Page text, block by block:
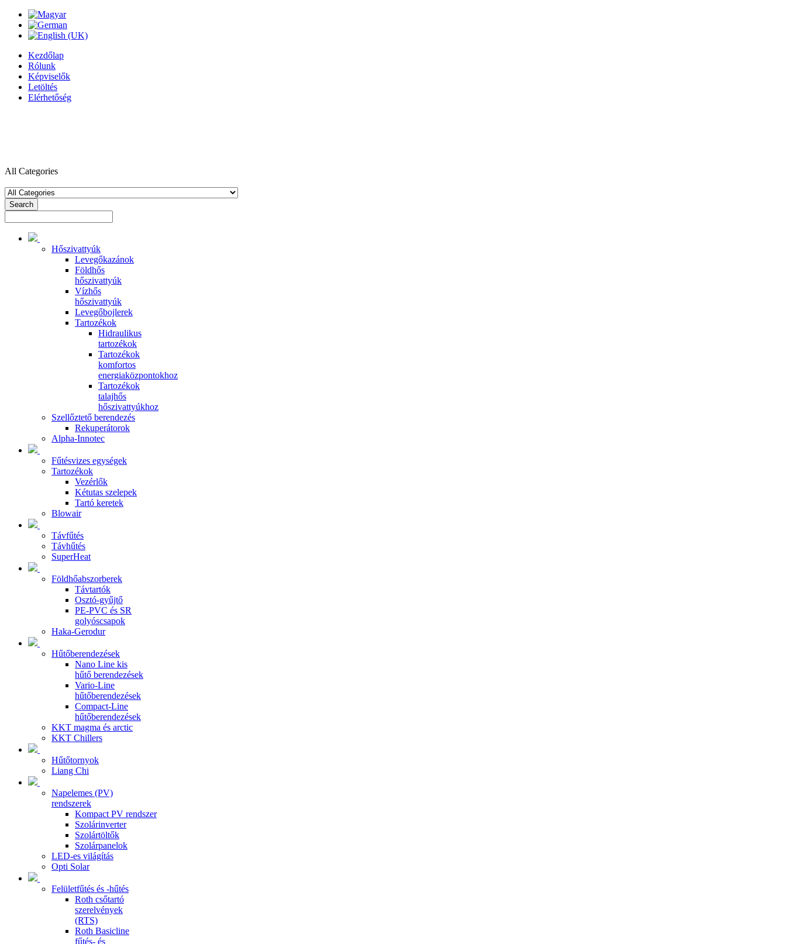
Kezdőlap
Rólunk
Képviselők
Letöltés
Elérhetőség
All Categories
Search
Hőszivattyúk
Levegőkazánok
Földhős
hőszivattyúk
Vízhős
hőszivattyúk
Levegőbojlerek
Tartozékok
Hidraulikus
tartozékok
Tartozékok
komfortos
energiaközpontokhoz
Tartozékok
talajhős
hőszivattyúkhoz
Szellőztető berendezés
Rekuperátorok
Alpha-Innotec
Fűtésvizes egységek
Tartozékok
Vezérlők
Kétutas szelepek
Tartó keretek
Blowair
Távfűtés
Távhűtés
SuperHeat
Földhőabszorberek
Távtartók
Osztó-gyűjtő
PE-PVC és SR
golyóscsapok
Haka-Gerodur
Hűtőberendezések
Nano Line kis
hűtő berendezések
Vario-Line
hűtőberendezések
Compact-Line
hűtőberendezések
KKT magma és arctic
KKT Chillers
Hűtőtornyok
Liang Chi
Napelemes (PV)
rendszerek
Kompact PV rendszer
Szolárinverter
Szolártöltők
Szolárpanelok
LED-es világítás
Opti Solar
Felületfűtés és -hűtés
Roth csőtartó
szerelvények
(RTS)
Roth Basicline
fűtés- és